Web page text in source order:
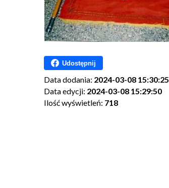
Udostępnij
Data dodania: 2024-03-08 15:30:25
Data edycji: 2024-03-08 15:29:50
Ilość wyświetleń: 718